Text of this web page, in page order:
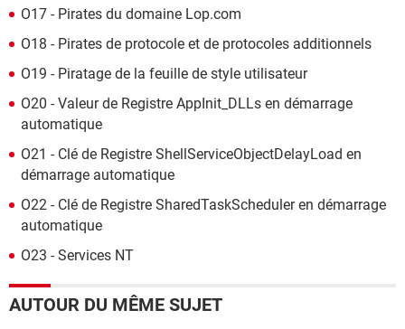
O17 - Pirates du domaine Lop.com
O18 - Pirates de protocole et de protocoles additionnels
O19 - Piratage de la feuille de style utilisateur
O20 - Valeur de Registre AppInit_DLLs en démarrage
automatique
O21 - Clé de Registre ShellServiceObjectDelayLoad en
démarrage automatique
O22 - Clé de Registre SharedTaskScheduler en démarrage
automatique
O23 - Services NT
AUTOUR DU MÊME SUJET